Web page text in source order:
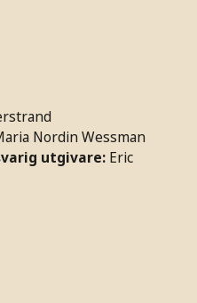
Nordin Wessman
utgivare: Eric